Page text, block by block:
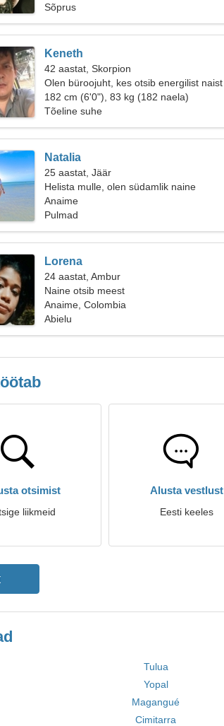
Sõprus
Keneth
42 aastat, Skorpion
Olen büroojuht, kes otsib energilist naist
182 cm (6'0"), 83 kg (182 naela)
Tõeline suhe
Natalia
25 aastat, Jäär
Helista mulle, olen südamlik naine
Anaime
Pulmad
Lorena
24 aastat, Ambur
Naine otsib meest
Anaime, Colombia
Abielu
otsimist
liikmeid
Alusta vestlust
Eesti keeles
Tulua
Yopal
Magangué
Cimitarra